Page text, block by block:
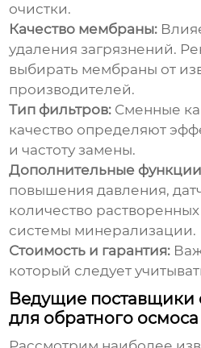
очистки.
Качество мембраны:
удаления загрязнений.
выбирать мембраны от
производителей.
Тип фильтров: Сменные
качество определяют
и частоту замены.
Дополнительные
повышения давления,
количество
системы минерализации.
Стоимость и гарантия:
который следует
Ведущие поставщики
для обратного осмоса